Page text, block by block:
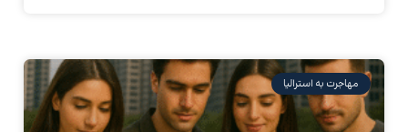
مهاجرت به استرالیا